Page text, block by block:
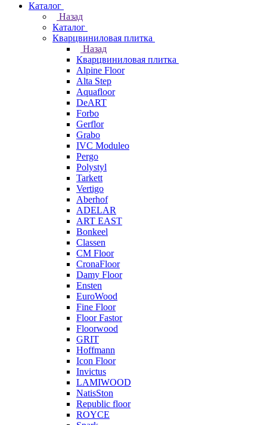
Каталог
Назад
Каталог
Кварцвиниловая плитка
Назад
Кварцвиниловая плитка
Alpine Floor
Alta Step
Aquafloor
DeART
Forbo
Gerflor
Grabo
IVC Moduleo
Pergo
Polystyl
Tarkett
Vertigo
Aberhof
ADELAR
ART EAST
Bonkeel
Classen
CM Floor
CronaFloor
Damy Floor
Ensten
EuroWood
Fine Floor
Floor Fastor
Floorwood
GRIT
Hoffmann
Icon Floor
Invictus
LAMIWOOD
NatisSton
Republic floor
ROYCE